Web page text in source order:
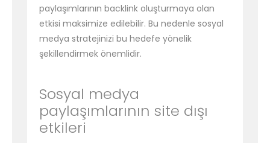
paylaşımlarının backlink oluşturmaya olan
etkisi maksimize edilebilir. Bu nedenle sosyal
medya stratejinizi bu hedefe yönelik
şekillendirmek önemlidir.
Sosyal medya
paylaşımlarının site dışı
etkileri